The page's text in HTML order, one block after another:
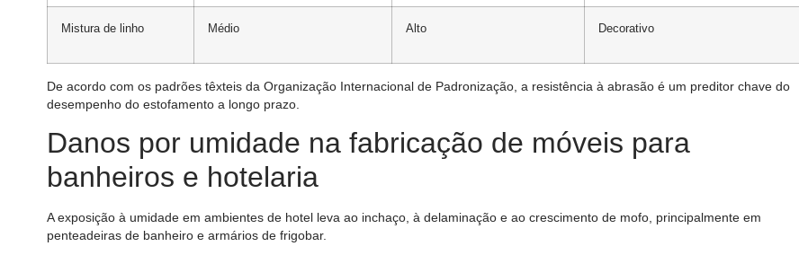
Mistura de linho Médio Alto Decorativo
De acordo com os padrões têxteis da Organização Internacional de Padronização, a resistência à abrasão é um preditor chave do
desempenho do estofamento a longo prazo.
Danos por umidade na fabricação de móveis para
banheiros e hotelaria
A exposição à umidade em ambientes de hotel leva ao inchaço, à delaminação e ao crescimento de mofo, principalmente em
penteadeiras de banheiro e armários de frigobar.